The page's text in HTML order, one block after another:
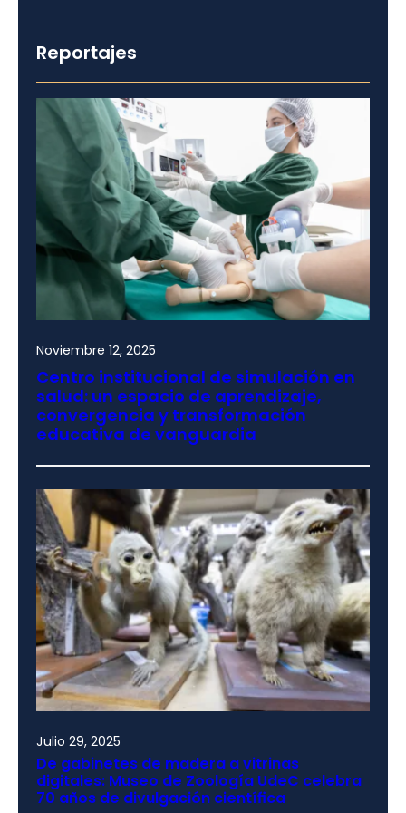
Reportajes
Noviembre 12, 2025
Centro institucional de simulación en
salud: un espacio de aprendizaje,
convergencia y transformación
educativa de vanguardia
Julio 29, 2025
De gabinetes de madera a vitrinas
digitales: Museo de Zoología UdeC celebra
70 años de divulgación científica